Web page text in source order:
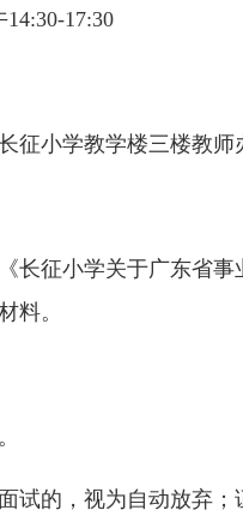
17:30
征小学教学楼三楼教师
长征小学关于广东省
料。
试的，视为自动放弃